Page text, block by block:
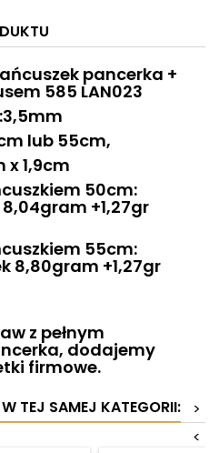
pancerka +
585 LAN023
lub 55cm,
1,9cm
50cm:
+1,27gr
55cm:
8,80gram +1,27gr
z pełnym
dodajemy
firmowe.
TEJ SAMEJ KATEGORII:
>
<